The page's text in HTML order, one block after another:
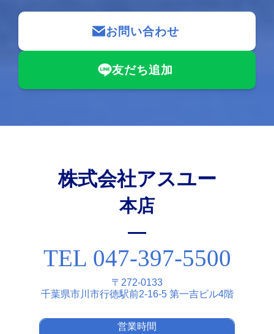
お問い合わせ
友だち追加
株式会社アスユー
本店
TEL 047-397-5500
〒272-0133
千葉県市川市⾏徳駅前2-16-5 第⼀吉ビル4階
営業時間